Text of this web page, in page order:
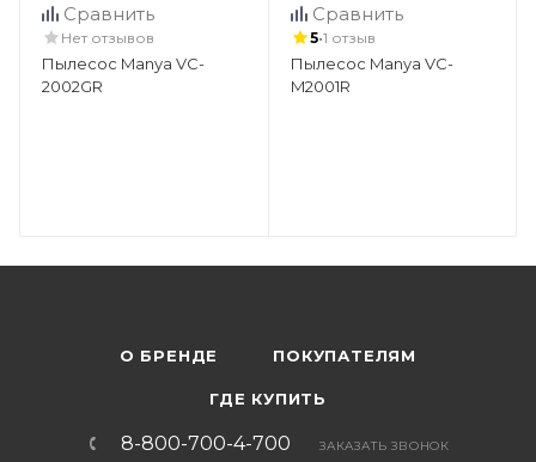
Сравнить
Нет отзывов
Пылесос Manya VC-
2002GR
Сравнить
5•1 отзыв
Пылесос Manya VC-
M2001R
О БРЕНДЕ ПОКУПАТЕЛЯМ
ГДЕ КУПИТЬ
8-800-700-4-700 ЗАКАЗАТЬ ЗВОНОК